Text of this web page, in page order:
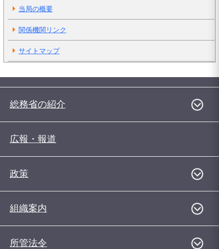
当局の概要
関係機関リンク
サイトマップ
総務省の紹介
広報・報道
政策
組織案内
所管法令